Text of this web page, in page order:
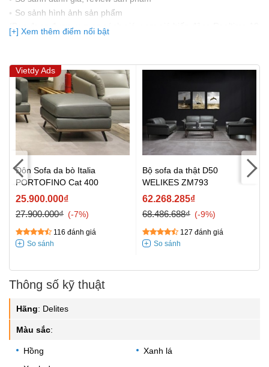
So sảnh hình ảnh sản phẩm
(Bạn đang được xem so sánh giá, xem giá biến động Realtime 10
lần cập nhật gần nhất)
[+] Xem thêm điểm nổi bật
Vietdy Ads
Đôn Sofa da bò Italia
PORTOFINO Cat 400
25.900.000₫
27.900.000₫
-7%
116 đánh giá
Bộ sofa da thật D50
WELIKES ZM793
62.268.285₫
68.486.688₫
-9%
127 đánh giá
Thông số kỹ thuật
Hãng: Delites
Màu sắc:
Hồng
Xanh lá